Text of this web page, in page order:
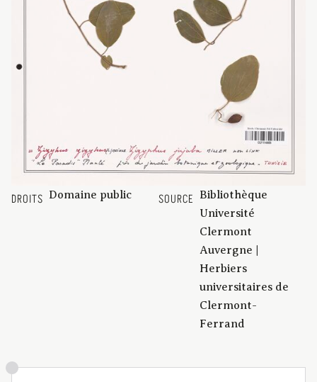
DROITS Domaine public SOURCE
Bibliothèque
Université
Clermont
Auvergne |
Herbiers
universitaires de
Clermont-
Ferrand